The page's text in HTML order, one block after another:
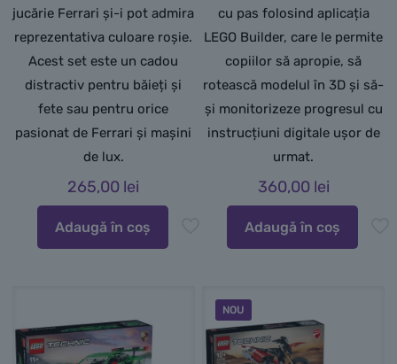
jucărie Ferrari și-i pot admira
reprezentativa culoare roșie.
Acest set este un cadou
distractiv pentru băieți și
fete sau pentru orice
pasionat de Ferrari și mașini
de lux.
265,00 lei
Adaugă în coș
cu pas folosind aplicația
LEGO Builder, care le permite
copiilor să apropie, să
rotească modelul în 3D și să-
și monitorizeze progresul cu
instrucțiuni digitale ușor de
urmat.
360,00 lei
Adaugă în coș
NOU